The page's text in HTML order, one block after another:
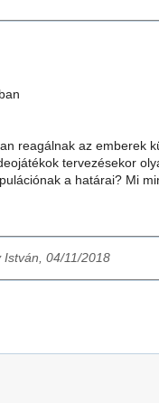
reagálnak az emberek
tervezésekor
a határai? Mi
István, 04/11/2018